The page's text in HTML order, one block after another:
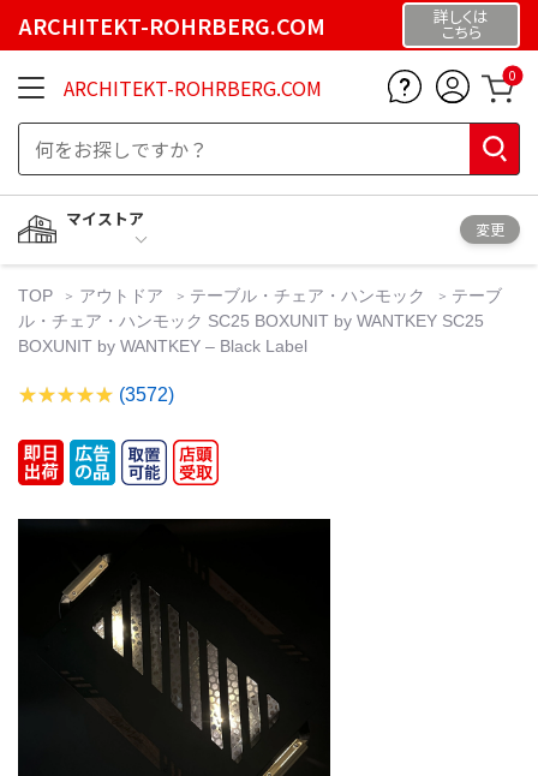
ARCHITEKT-ROHRBERG.COM 詳しくは
こちら
ARCHITEKT-ROHRBERG.COM 0
マイストア
変更
TOP アウトドア テーブル・チェア・ハンモック
テーブ
ル・チェア・ハンモック SC25 BOXUNIT by WANTKEY SC25
BOXUNIT by WANTKEY – Black Label
(3572)